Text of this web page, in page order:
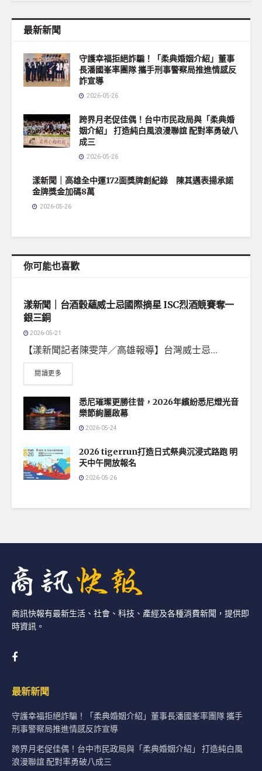
最新新聞
守護幸福拒絕詐騙！「柔典婚姻介紹」董事
長潘國峯率團隊 攜手刑事警察局推進情感反
詐宣導
2026-05-26
跨界月老促佳偶！台中市民政局與「柔典婚
姻介紹」 打造純白風浪漫聯誼 配對率勇破八
成三
2026-05-26
漾新聞｜高雄全中運172面獎牌創紀錄 陳其邁表揚承諾
金牌獎金加碼8萬
2026-05-26
你可能也喜歡
漾新聞｜台酒穀蘊威士忌國際摘星 ISC烈酒競賽奪一
銀三銅
2026-05-21
【漾新聞記者陳雯萍／高雄報導】台灣威士忌...
閱讀更多
悉尼璀璨更勝往昔，2026年繽紛悉尼燈光音
樂節絢麗啟幕
2026-05-24
2026 tigerrun打造日式祭典沉浸式路跑 明
天中午開放報名
2026-05-26
商訊快報有最新生活、社會、科技、產經及各種消費新聞，提供即
時資訊。
最新新聞
守護幸福拒絕詐騙！「柔典婚姻介紹」董事長潘國峯率團隊 攜手
刑事警察局推進情感反詐宣導
跨界月老促佳偶！台中市民政局與「柔典婚姻介紹」 打造純白風
浪漫聯誼 配對率勇破八成三